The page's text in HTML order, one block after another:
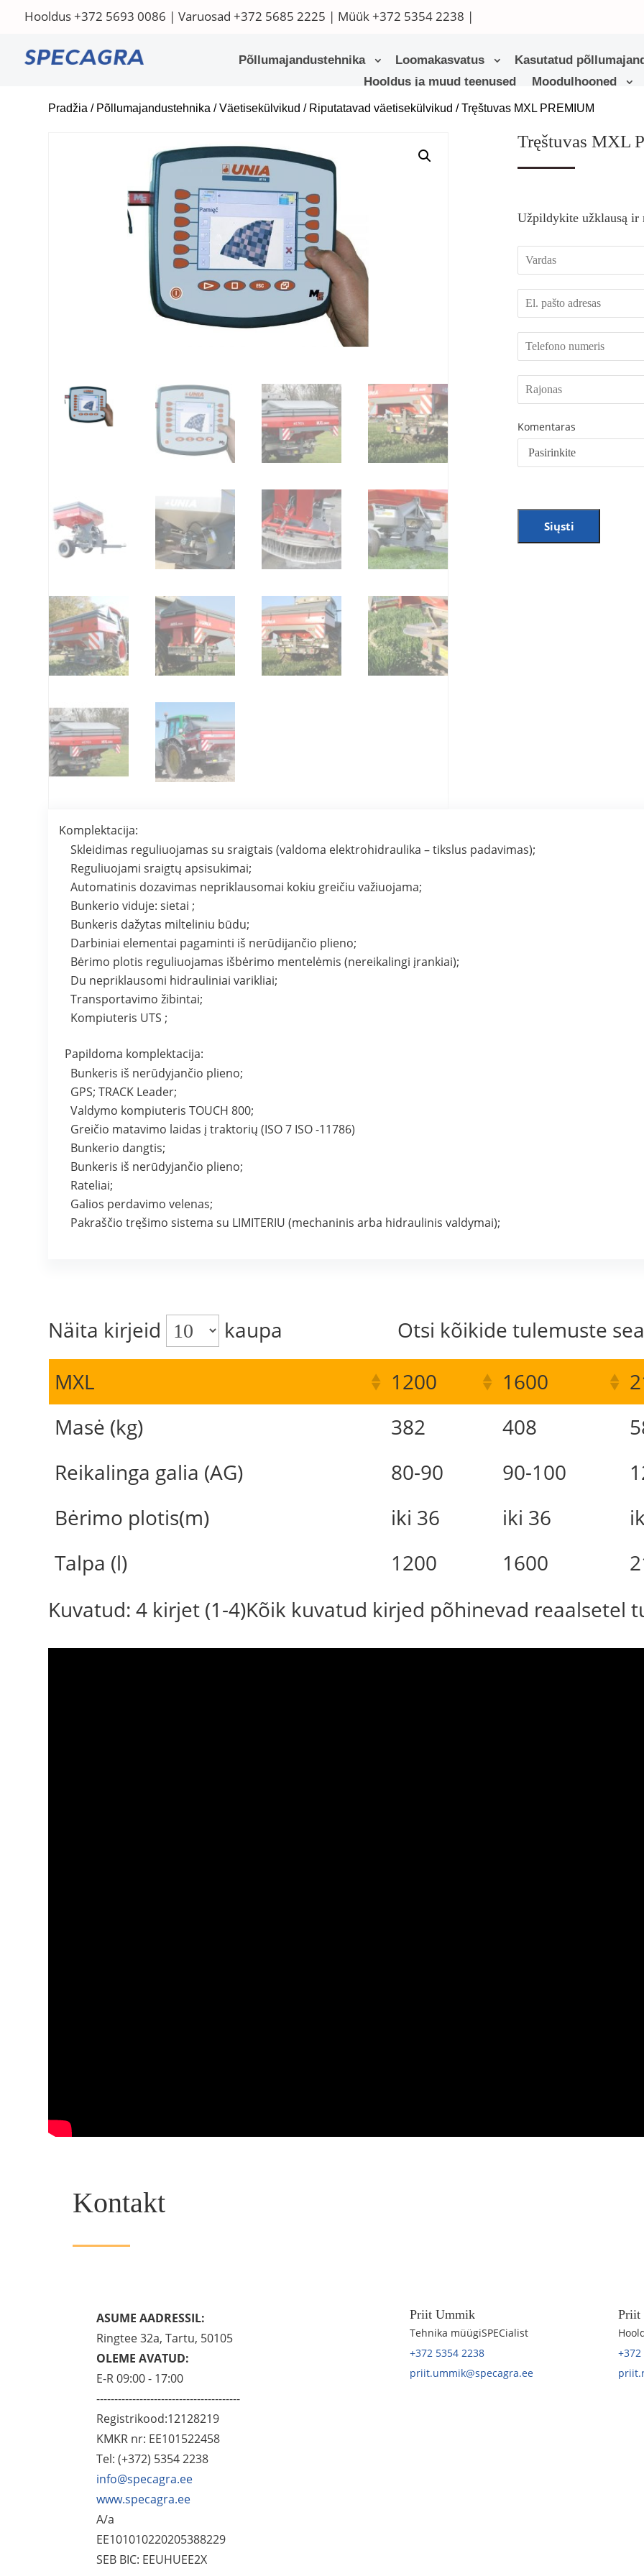
Hooldus+372 5693 0086 | Varuosad +372 5685 2225 | Müük+372 5354 2238 |
Põllumajandustehnika Loomakasvatus
Kasutatud
Hooldus ja muud teenused
Moodulhooned
Pradžia / Põllumajandustehnika /Väetisekülvikud / Riputatavad väetisekülvikud / Tręštuvas MXL PREMIUM
Tręštuvas MXL
Užpildykite užklausą ir
Komentaras
Siųsti
Komplektacija:
Skleidimas reguliuojamas su sraigtais (valdoma elektrohidraulika – tikslus padavimas);
Reguliuojami sraigtų apsisukimai;
Automatinis dozavimas nepriklausomai kokiu greičiu važiuojama;
Bunkerio viduje: sietai ;
Bunkeris dažytas milteliniu būdu;
Darbiniai elementai pagaminti iš nerūdijančio plieno;
Bėrimo plotis reguliuojamas išbėrimo mentelėmis (nereikalingi įrankiai);
Du nepriklausomi hidrauliniai varikliai;
Transportavimo žibintai;
Kompiuteris UTS ;
Papildoma komplektacija:
Bunkeris iš nerūdyjančio plieno;
GPS; TRACK Leader;
Valdymo kompiuteris TOUCH 800;
Greičio matavimo laidas į traktorių (ISO 7 ISO -11786)
Bunkerio dangtis;
Bunkeris iš nerūdyjančio plieno;
Rateliai;
Galios perdavimo velenas;
Pakraščio tręšimo sistema su LIMITERIU (mechaninis arba hidraulinis valdymai);
Näita kirjeid kaupa
Otsi kõikide tulemuste
MXL
1200 1600
Masė (kg)
382 408
Reikalinga galia (AG)
80-90 90-100
Bėrimo plotis(m)
iki 36 iki 36
Talpa (l)
1200 1600
Kuvatud: 4 kirjet (1-4)Kõik kuvatud kirjed põhinevad reaalsetel
Kontakt
ASUME AADRESSIL:
Ringtee 32a, Tartu, 50105
OLEME AVATUD:
E-R 09:00 - 17:00
----------------------------------------
Registrikood:12128219
KMKR nr: EE101522458
Tel: (+372) 5354 2238
info@specagra.ee
www.specagra.ee
A/a
EE101010220205388229
SEB BIC: EEUHUEE2X
Priit Ummik
Tehnika müügiSPECialist
+372 5354 2238
priit.ummik@specagra.ee
Priit
+372